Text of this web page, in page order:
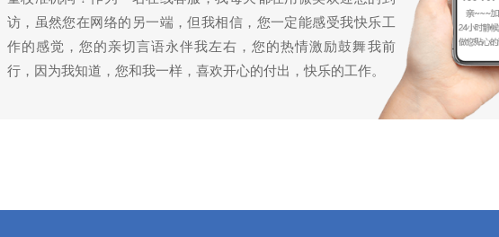
访，虽然您在网络的另一端，但我相信，您一定能感受我快乐工
作的感觉，您的亲切言语永伴我左右，您的热情激励鼓舞我前
行，因为我知道，您和我一样，喜欢开心的付出，快乐的工作。